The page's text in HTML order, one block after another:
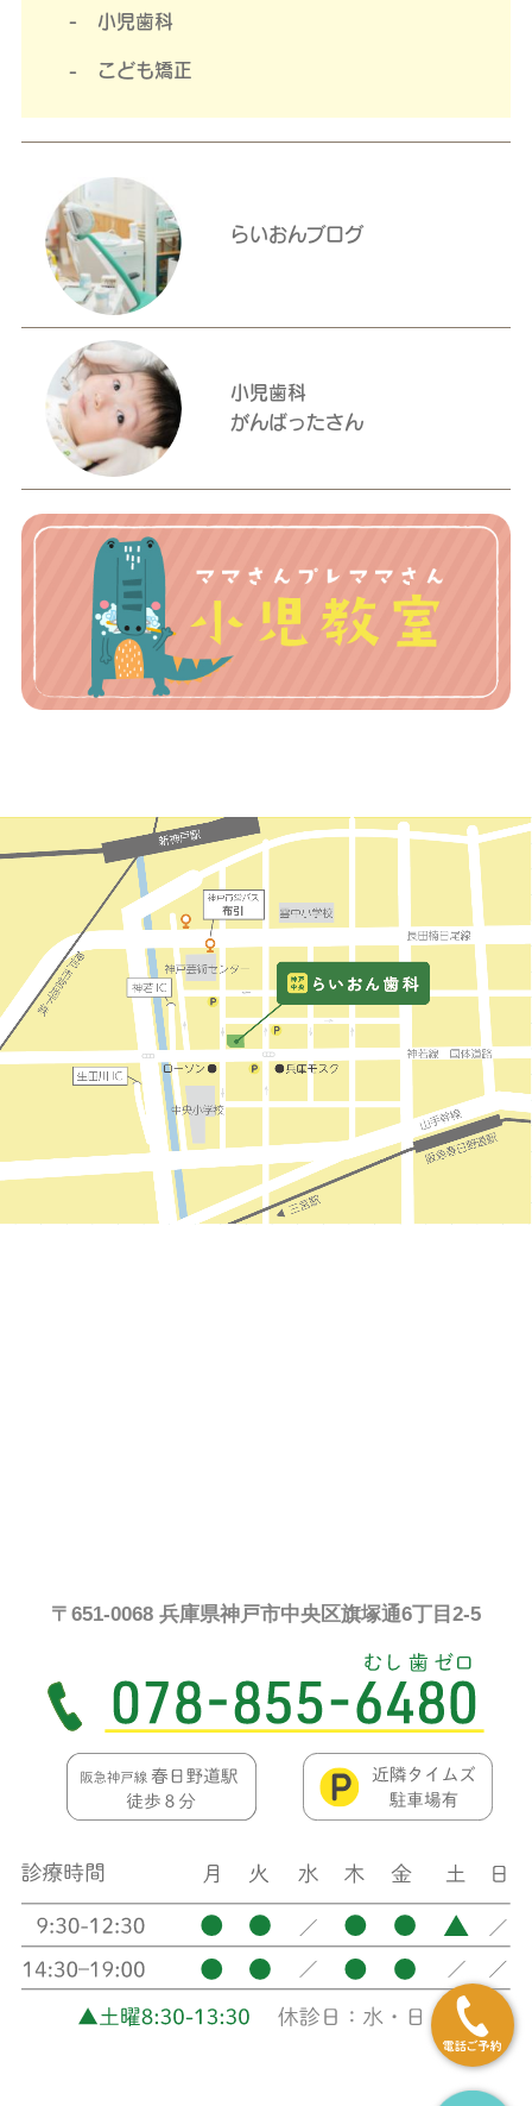
小児歯科
こども矯正
らいおんブログ
小児歯科
がんばったさん
〒651-0068 兵庫県神戸市中央区旗塚通6丁目2-5